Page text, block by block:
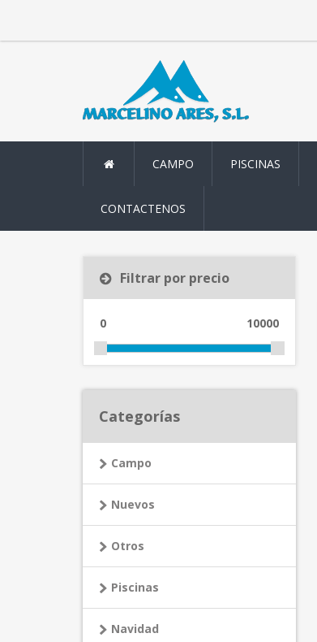
CAMPO PISCINAS
CONTACTENOS
Filtrar por precio
0 10000
Categorías
Campo
Nuevos
Otros
Piscinas
Navidad